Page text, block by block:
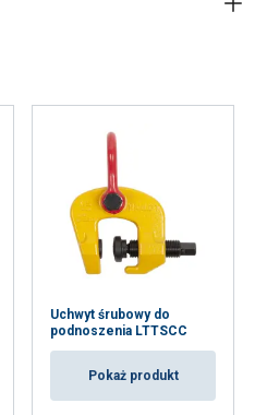
Uchwyt śrubowy do
podnoszenia LTTSCC
Pokaż produkt